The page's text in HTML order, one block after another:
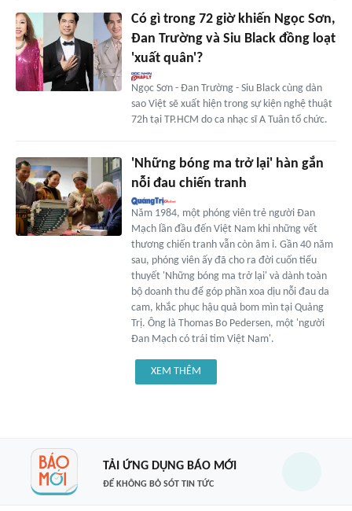
Có gì trong 72 giờ khiến Ngọc Sơn,
Đan Trường và Siu Black đồng loạt
'xuất quân'?
Ngọc Sơn - Đan Trường - Siu Black cùng dàn
sao Việt sẽ xuất hiện trong sự kiện nghệ thuật
72h tại TP.HCM do ca nhạc sĩ A Tuân tổ chức.
'Những bóng ma trở lại' hàn gắn
nỗi đau chiến tranh
Năm 1984, một phóng viên trẻ người Đan
Mạch lần đầu đến Việt Nam khi những vết
thương chiến tranh vẫn còn âm ỉ. Gần 40 năm
sau, phóng viên ấy đã cho ra đời cuốn tiểu
thuyết 'Những bóng ma trở lại' và dành toàn
bộ doanh thu để góp phần xoa dịu nỗi đau da
cam, khắc phục hậu quả bom mìn tại Quảng
Trị. Ông là Thomas Bo Pedersen, một 'người
Đan Mạch có trái tim Việt Nam'.
XEM THÊM
TẢI ỨNG DỤNG BÁO MỚI
ĐỂ KHÔNG BỎ SÓT TIN TỨC